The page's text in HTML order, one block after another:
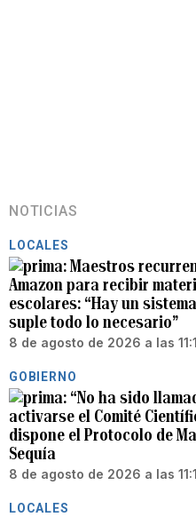
NOTICIAS
LOCALES
Maestros
Amazon para recibir
escolares: “Hay un
suple todo lo necesario”
8 de agosto de 2026 a las
GOBIERNO
“No ha sido
activarse el Comité
dispone el Protocolo de
Sequía
8 de agosto de 2026 a las
LOCALES